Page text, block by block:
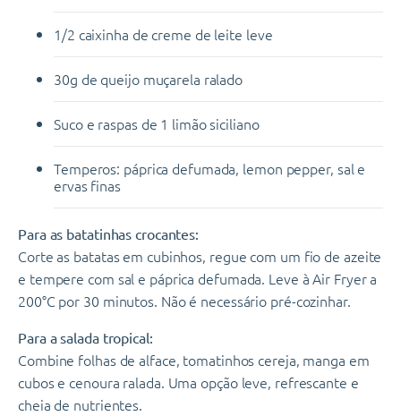
1/2 caixinha de creme de leite leve
30g de queijo muçarela ralado
Suco e raspas de 1 limão siciliano
Temperos: páprica defumada, lemon pepper, sal e
ervas finas
Para as batatinhas crocantes:
Corte as batatas em cubinhos, regue com um fio de azeite
e tempere com sal e páprica defumada. Leve à Air Fryer a
200°C por 30 minutos. Não é necessário pré-cozinhar.
Para a salada tropical:
Combine folhas de alface, tomatinhos cereja, manga em
cubos e cenoura ralada. Uma opção leve, refrescante e
cheia de nutrientes.